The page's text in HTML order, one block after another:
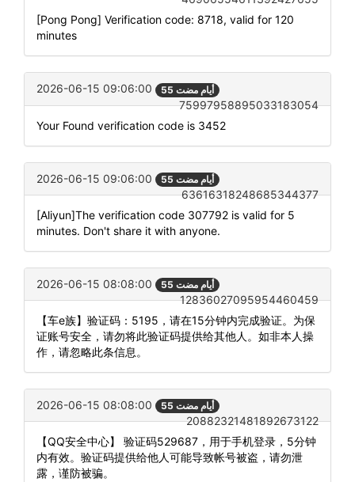
[Pong Pong] Verification code: 8718, valid for 120
minutes
2026-06-15 09:06:00 55 أيام مضت
75997958895033183054
Your Found verification code is 3452
2026-06-15 09:06:00 55 أيام مضت
63616318248685344377
[Aliyun]The verification code 307792 is valid for 5
minutes. Don't share it with anyone.
2026-06-15 08:08:00 55 أيام مضت
12836027095954460459
【车e族】验证码：5195，请在15分钟内完成验证。为保
证账号安全，请勿将此验证码提供给其他人。如非本人操
作，请忽略此条信息。
2026-06-15 08:08:00 55 أيام مضت
20882321481892673122
【QQ安全中心】 验证码529687，用于手机登录，5分钟
内有效。验证码提供给他人可能导致帐号被盗，请勿泄
露，谨防被骗。